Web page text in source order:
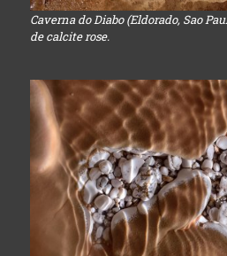
Caverna do Diabo (Eldorado, Sao
de calcite rose.